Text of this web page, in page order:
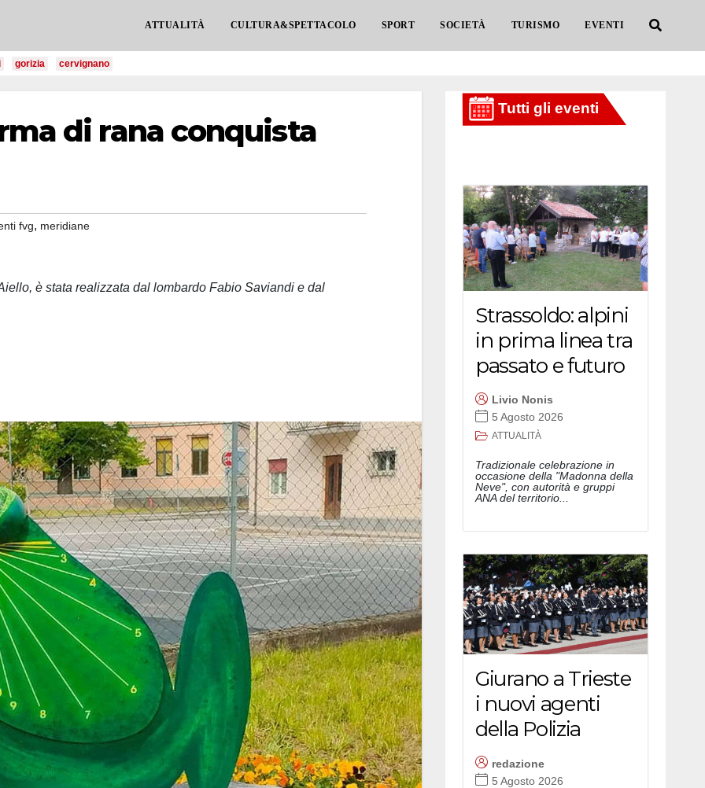
ATTUALITÀ CULTURA&SPETTACOLO SPORT SOCIETÀ TURISMO EVENTI
gorizia cervignano
di rana conquista
fvg, meridiane
è stata realizzata dal lombardo Fabio Saviandi e dal
Strassoldo: alpini
in prima linea tra
passato e futuro
Livio Nonis
5 Agosto 2026
ATTUALITÀ
Tradizionale celebrazione in
occasione della "Madonna della
Neve", con autorità e gruppi
ANA del territorio...
Giurano a Trieste
i nuovi agenti
della Polizia
redazione
5 Agosto 2026